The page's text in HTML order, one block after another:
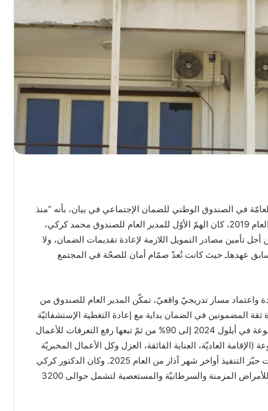
في الصندوق الوطني للضمان الإجتماعي في بيان، بأنه “منذ
وقوع الأزمة المالية في العام 2019، كان الهمّ الأوّل للمدير العام للصندوق محمد كركي،
أجل تأمين مصادر التمويل اللازمة لإعادة تقديمات الضمان، ولا
عهدهاـ حيث كانت تُعدّ صمّام أمان للصحّة في المجتمع
واعتماد مسار تدريجيّ واقعيّ، تمكّن المدير العام للصندوق من
المضمونين في الضمان بداية مع إعادة التغطية الإستشفائيّة
للأعمال الجراحية المقطوعة في أيلول 2024 إلى 90% من ثمّ تبعها رفع التعرفات للأعمال
(الإقامة العاديّة، العناية الفائقة، العزل وكل الأعمال المخبريّة
والشعاعيّة،…) التي دخلت حيّز التنفيذ أواخر شهر آذار من العام 2025. وكان الدكتور كركي
قد رفع التغطية الدوائية للأمراض المزمنة والسرطانيّة والمستعصية لتشمل حوالى 3200